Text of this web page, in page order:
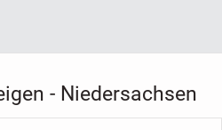
- Niedersachsen